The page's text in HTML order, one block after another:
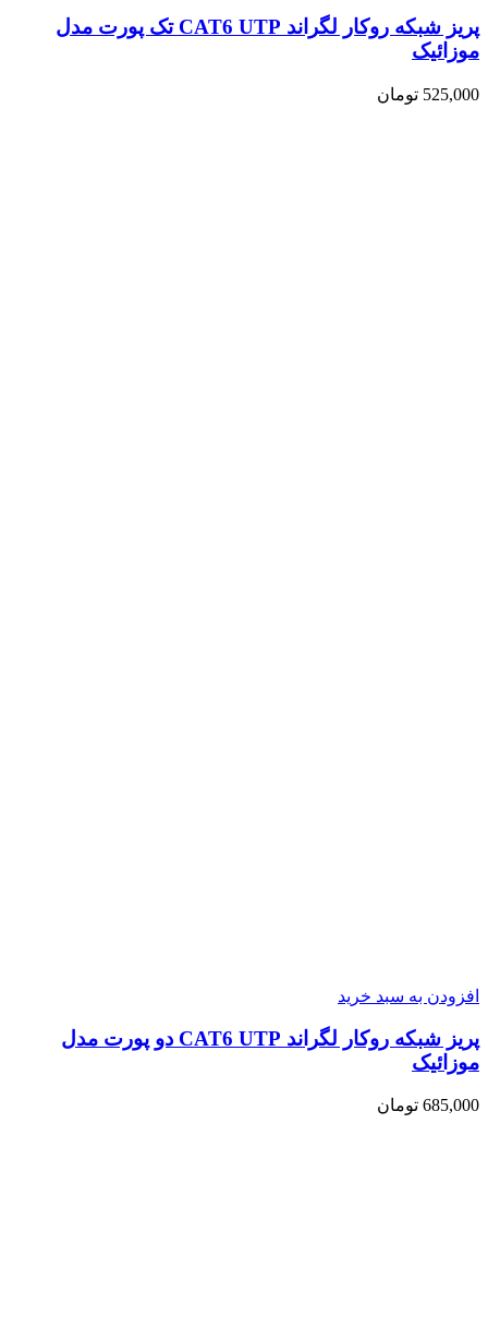
پریز شبکه روکار لگراند CAT6 UTP تک پورت مدل
موزائیک
525,000 تومان
افزودن به سبد خرید
پریز شبکه روکار لگراند CAT6 UTP دو پورت مدل
موزائیک
685,000 تومان